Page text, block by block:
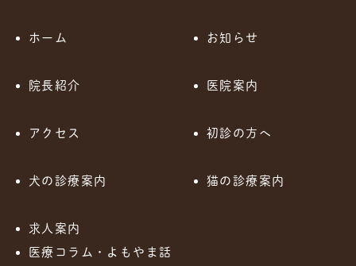
ホーム お知らせ
院長紹介 医院案内
アクセス 初診の方へ
犬の診療案内 猫の診療案内
求人案内
医療コラム・よもやま話